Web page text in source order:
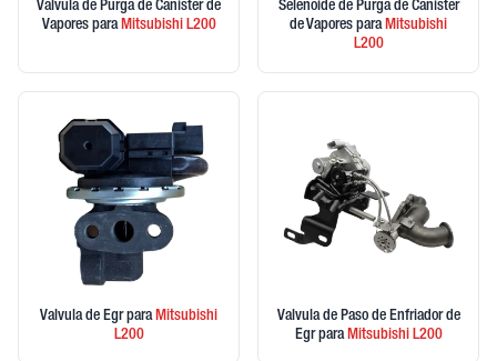
Valvula de Purga de Canister de
Vapores paraMitsubishiL200
Selenoide de Purga de Canister
de Vapores paraMitsubishi
L200
Valvula de Egr paraMitsubishi
L200
Valvula de Paso de Enfriador de
Egr paraMitsubishiL200